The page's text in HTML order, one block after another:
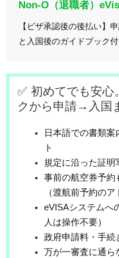
Non-O（退職者）
【ビザ承認後の後払い】
と入国後のガイドブック
✅ 初めてでも安心
クから申請→入国
日本語での書類
ト
規定に沿った証明
事前の航空券予約
（渡航前予約のア
eVISAシステムへ
人は操作不要）
政府申請料・手続
万が一審査に通